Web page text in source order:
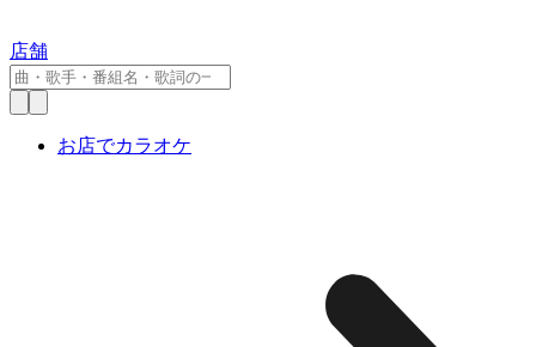
店舗
お店でカラオケ